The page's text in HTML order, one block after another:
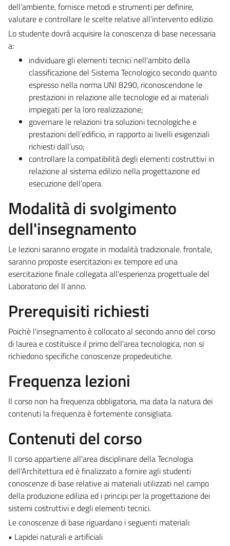
dell’ambiente, fornisce metodi e strumenti per definire,
valutare e controllare le scelte relative all’intervento edilizio.
Lo studente dovrà acquisire la conoscenza di base necessaria
a:
individuare gli elementi tecnici nell'ambito della
classificazione del Sistema Tecnologico secondo quanto
espresso nella norma UNI 8290, riconoscendone le
prestazioni in relazione alle tecnologie ed ai materiali
impiegati per la loro realizzazione;
governare le relazioni tra soluzioni tecnologiche e
prestazioni dell’edificio, in rapporto ai livelli esigenziali
richiesti dall’uso;
controllare la compatibilità degli elementi costruttivi in
relazione al sistema edilizio nella progettazione ed
esecuzione dell’opera.
Modalità di svolgimento
dell'insegnamento
Le lezioni saranno erogate in modalità tradizionale. frontale,
saranno proposte esercitazioni ex tempore ed una
esercitazione finale collegata all'esperienza progettuale del
Laboratorio del II anno.
Prerequisiti richiesti
Poichè l'insegnamento è collocato al secondo anno del corso
di laurea e costituisce il primo dell'area tecnologica, non si
richiedono specifiche conoscenze propedeutiche.
Frequenza lezioni
Il corso non ha frequenza obbligatoria, ma data la natura dei
contenuti la frequenza è fortemente consigliata.
Contenuti del corso
Il corso appartiene all'area disciplinare della Tecnologia
dell'Architettura ed è finalizzato a fornire agli studenti
conoscenze di base relative ai materiali utilizzati nel campo
della produzione edilizia ed i principi per la progettazione dei
sistemi costruttivi e degli elementi tecnici.
Le conoscenze di base riguardano i seguenti materiali:
• Lapidei naturali e artificiali